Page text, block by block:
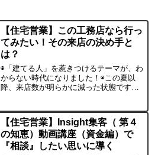
【住宅営業】この工務店なら行っ
てみたい！その来店の決め手と
は？
◉「建てる人」を惹きつけるテーマが、わ
からない時代になりました！◉この夏以
降、来店数が明らかに減った状態です。
【住宅営業】Insight集客（ 第４
の知恵）動画講座（資金編）で
『相談』したい思いに導く